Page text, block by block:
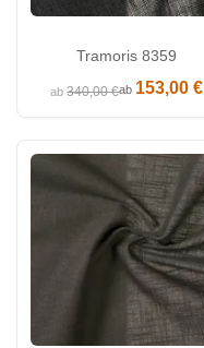
Tramoris 8359
ab340,00 €ab 153,00 €